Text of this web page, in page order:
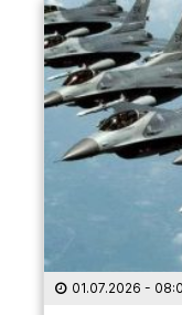
01.07.2026 -